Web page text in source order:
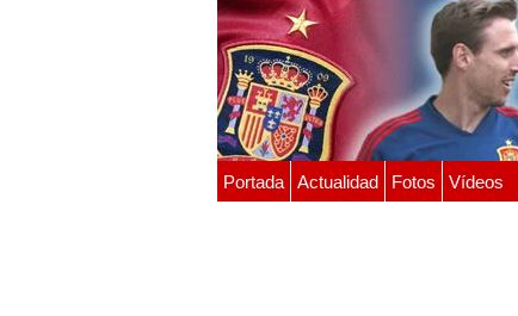
Portada Actualidad Fotos Vídeos